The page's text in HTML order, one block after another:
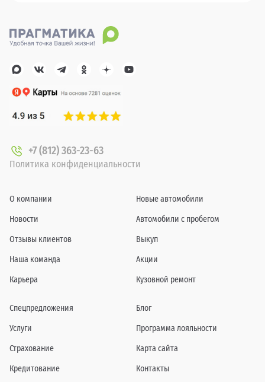
+7 (812) 363-23-63
Политика конфиденциальности
О компании
Новости
Отзывы клиентов
Наша команда
Карьера
Новые автомобили
Автомобили с пробегом
Выкуп
Акции
Кузовной ремонт
Спецпредложения
Услуги
Страхование
Кредитование
Блог
Программа лояльности
Карта сайта
Контакты